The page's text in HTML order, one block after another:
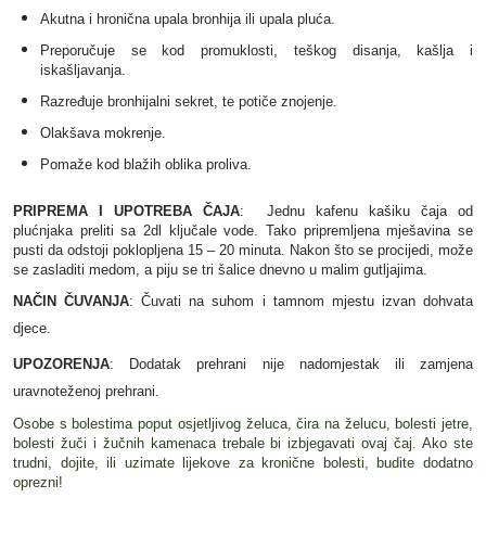
Akutna i hronična upala bronhija ili upala pluća.
Preporučuje se kod promuklosti, teškog disanja, kašlja i
iskašljavanja.
Razređuje bronhijalni sekret, te potiče znojenje.
Olakšava mokrenje.
Pomaže kod blažih oblika proliva.
PRIPREMA I UPOTREBA ČAJA:
Jednu kafenu kašiku čaja od
plućnjaka preliti sa 2dl ključale vode. Tako pripremljena mješavina se
pusti da odstoji poklopljena 15 – 20 minuta. Nakon što se procijedi, može
se zasladiti medom, a piju se tri šalice dnevno u malim gutljajima.
NAČIN ČUVANJA: Čuvati na suhom i tamnom mjestu izvan dohvata
djece.
UPOZORENJA: Dodatak prehrani nije nadomjestak ili zamjena
uravnoteženoj prehrani.
Osobe s bolestima poput osjetljivog želuca, čira na želucu, bolesti jetre,
bolesti žuči i žučnih kamenaca trebale bi izbjegavati ovaj čaj. Ako ste
trudni, dojite, ili uzimate lijekove za kronične bolesti, budite dodatno
oprezni!